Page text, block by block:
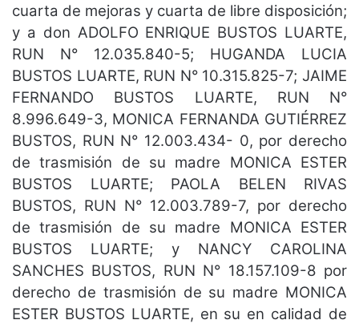
cuarta de mejoras y cuarta de libre disposición;
y a don ADOLFO ENRIQUE BUSTOS LUARTE,
RUN N° 12.035.840-5; HUGANDA LUCIA
BUSTOS LUARTE, RUN N° 10.315.825-7; JAIME
FERNANDO BUSTOS LUARTE, RUN N°
8.996.649-3, MONICA FERNANDA GUTIÉRREZ
BUSTOS, RUN N° 12.003.434- 0, por derecho
de trasmisión de su madre MONICA ESTER
BUSTOS LUARTE; PAOLA BELEN RIVAS
BUSTOS, RUN N° 12.003.789-7, por derecho
de trasmisión de su madre MONICA ESTER
BUSTOS LUARTE; y NANCY CAROLINA
SANCHES BUSTOS, RUN N° 18.157.109-8 por
derecho de trasmisión de su madre MONICA
ESTER BUSTOS LUARTE, en su en calidad de